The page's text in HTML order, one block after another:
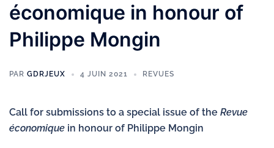
économique in honour of
Philippe Mongin
PAR GDRJEUX 4 JUIN 2021 REVUES
Call for submissions to a special issue of the Revue
économique in honour of Philippe Mongin